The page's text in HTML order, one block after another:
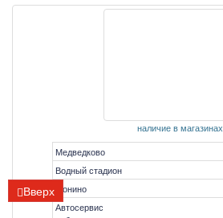
наличие в магазинах
Медведково
Водный стадион
Монино
Автосервис
Вверх